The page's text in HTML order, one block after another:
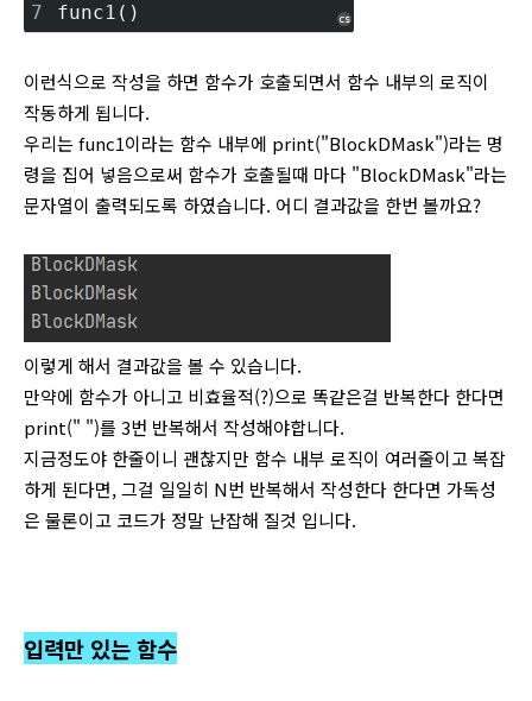
7 func1() cs
이런식으로 작성을 하면 함수가 호출되면서 함수 내부의 로직이
작동하게 됩니다.
우리는 func1이라는 함수 내부에 print("BlockDMask")라는 명
령을 집어 넣음으로써 함수가 호출될때 마다 "BlockDMask"라는
문자열이 출력되도록 하였습니다. 어디 결과값을 한번 볼까요?
이렇게 해서 결과값을 볼 수 있습니다.
만약에 함수가 아니고 비효율적(?)으로 똑같은걸 반복한다 한다면
print(" ")를 3번 반복해서 작성해야합니다.
지금정도야 한줄이니 괜찮지만 함수 내부 로직이 여러줄이고 복잡
하게 된다면, 그걸 일일히 N번 반복해서 작성한다 한다면 가독성
은 물론이고 코드가 정말 난잡해 질것 입니다.
입력만 있는 함수